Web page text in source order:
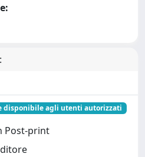
disponibile agli utenti autorizzati
Post-print